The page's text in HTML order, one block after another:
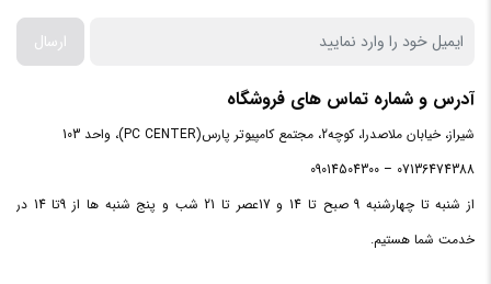
ترتیبی
ارسال
آدرس و شماره تماس های فروشگاه
شیراز، خیابان ملاصدرا، کوچه2، مجتمع کامپیوتر پارس(PC CENTER)، واحد 103
07136474388 – 09014504300
از شنبه تا چهارشنبه 9 صبح تا 14 و 17عصر تا 21 شب و پنج شنبه ها از 9تا 14 در
خدمت شما هستیم.